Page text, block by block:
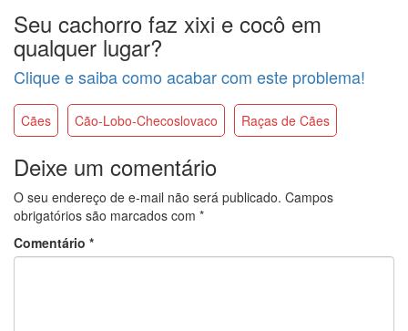
Seu cachorro faz xixi e cocô em
qualquer lugar?
Clique e saiba como acabar com este problema!
Cães Cão-Lobo-Checoslovaco Raças de Cães
Deixe um comentário
O seu endereço de e-mail não será publicado. Campos
obrigatórios são marcados com *
Comentário *